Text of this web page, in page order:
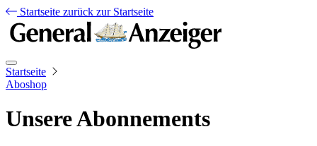
Startseite zurück zur Startseite
Startseite
Aboshop
Unsere Abonnements